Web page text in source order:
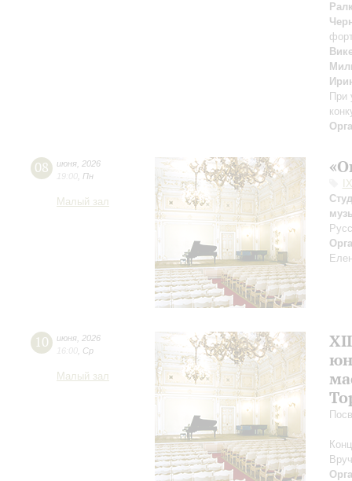
При
08 июня 2026
19:00 Пн
Малый зал
10 июня 2026
16:00 Ср
Малый зал